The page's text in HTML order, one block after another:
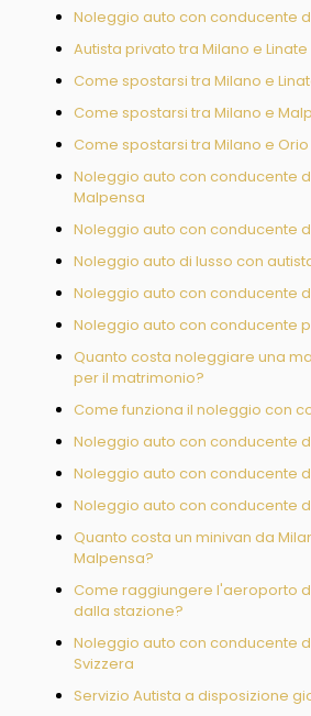
Noleggio auto con conducente
Autista privato tra Milano e Linate
Come spostarsi tra Milano e
Come spostarsi tra Milano e
Come spostarsi tra Milano e Orio
Noleggio auto con conducente
Malpensa
Noleggio auto con conducente
Noleggio auto di lusso con
Noleggio auto con conducente
Noleggio auto con conducente
Quanto costa noleggiare una
per il matrimonio?
Come funziona il noleggio con
Noleggio auto con conducente
Noleggio auto con conducente
Noleggio auto con conducente
Quanto costa un minivan da
Malpensa?
Come raggiungere l'aeroporto
dalla stazione?
Noleggio auto con conducente
Svizzera
Servizio Autista a disposizione